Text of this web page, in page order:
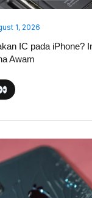
1, 2026
IC pada iPhone?
Awam